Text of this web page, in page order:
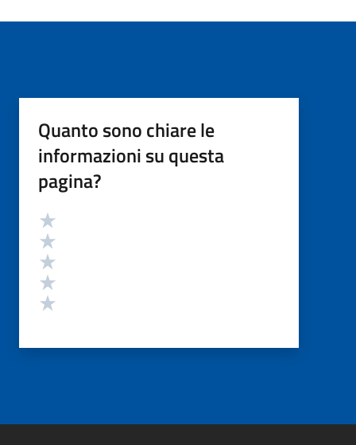
Quanto sono chiare le
informazioni su questa
pagina?
Valutazione